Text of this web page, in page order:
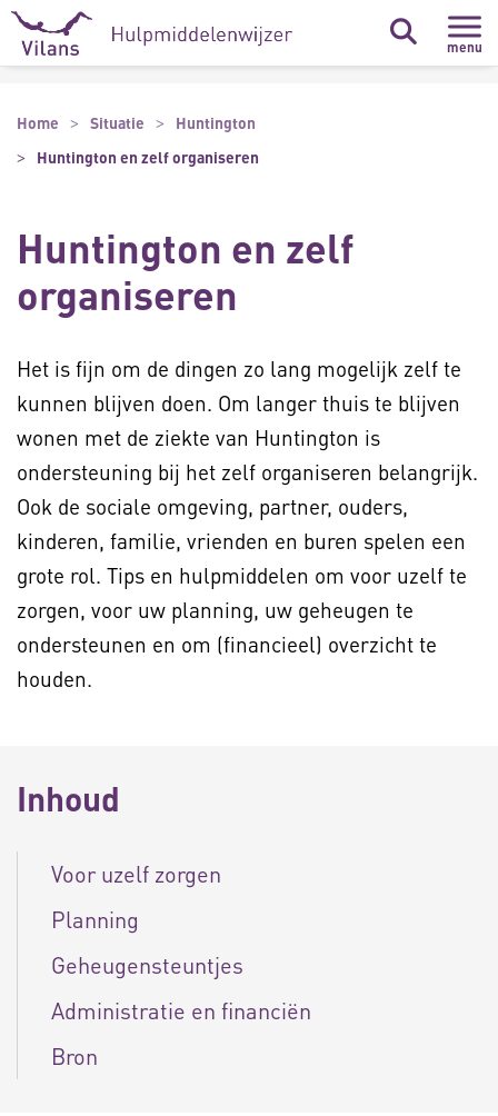
Naar hoofdinhoud
Naar footer
menu
Home Situatie
Huntington
Huntington en zelf organiseren
Huntington en zelf
organiseren
Het is fijn om de dingen zo lang mogelijk zelf te
kunnen blijven doen. Om langer thuis te blijven
wonen met de ziekte van Huntington is
ondersteuning bij het zelf organiseren belangrijk.
Ook de sociale omgeving, partner, ouders,
kinderen, familie, vrienden en buren spelen een
grote rol. Tips en hulpmiddelen om voor uzelf te
zorgen, voor uw planning, uw geheugen te
ondersteunen en om (financieel) overzicht te
houden.
Inhoud
Voor uzelf zorgen
Planning
Geheugensteuntjes
Administratie en financiën
Bron